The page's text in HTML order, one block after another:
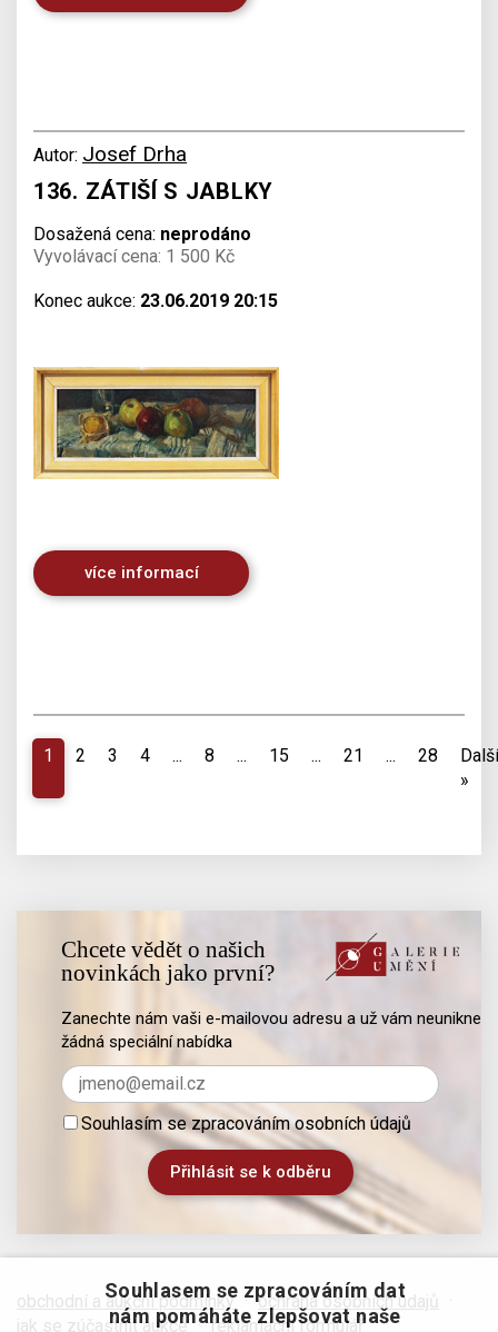
Autor: Josef Drha
136. ZÁTIŠÍ S JABLKY
Dosažená cena: neprodáno
Vyvolávací cena: 1 500 Kč
Konec aukce: 23.06.2019 20:15
více informací
1 2 3 4 ... 8 ... 15 ... 21 ... 28
Další
»
Chcete vědět o našich
novinkách jako první?
Zanechte nám vaši e-mailovou adresu a už vám neunikne
žádná speciální nabídka
Souhlasím se zpracováním osobních údajů
obchodní a aukční podmínky · ochrana osobních údajů
·
jak se zúčastnit aukce · reklamační formulář
Souhlasem se zpracováním dat
nám pomáháte zlepšovat naše